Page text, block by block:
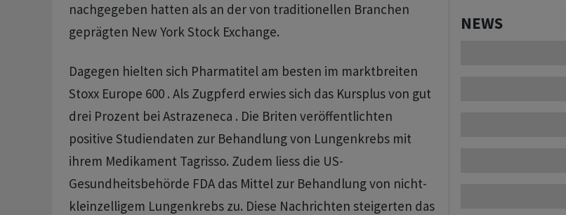
nachgegeben hatten als an der von traditionellen Branchen
geprägten New York Stock Exchange.
Dagegen hielten sich Pharmatitel am besten im marktbreiten
Stoxx Europe 600 . Als Zugpferd erwies sich das Kursplus von gut
drei Prozent bei Astrazeneca . Die Briten veröffentlichten
positive Studiendaten zur Behandlung von Lungenkrebs mit
ihrem Medikament Tagrisso. Zudem liess die US-
Gesundheitsbehörde FDA das Mittel zur Behandlung von nicht-
kleinzelligem Lungenkrebs zu. Diese Nachrichten steigerten das
NEWS